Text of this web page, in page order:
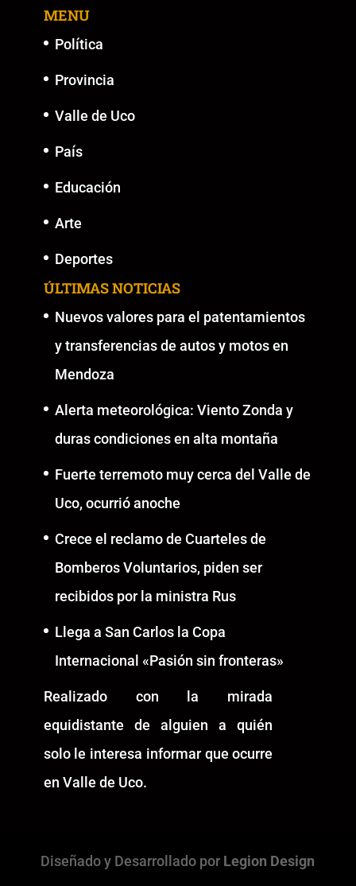
MENU
Política
Provincia
Valle de Uco
País
Educación
Arte
Deportes
ÚLTIMAS NOTICIAS
Nuevos valores para el patentamientos
y transferencias de autos y motos en
Mendoza
Alerta meteorológica: Viento Zonda y
duras condiciones en alta montaña
Fuerte terremoto muy cerca del Valle de
Uco, ocurrió anoche
Crece el reclamo de Cuarteles de
Bomberos Voluntarios, piden ser
recibidos por la ministra Rus
Llega a San Carlos la Copa
Internacional «Pasión sin fronteras»
Realizado con la mirada
equidistante de alguien a quién
solo le interesa informar que ocurre
en Valle de Uco.
Diseñado y Desarrollado por Legion Design